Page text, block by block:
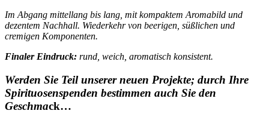
Im Abgang mittellang bis lang, mit kompaktem Aromabild und
dezentem Nachhall. Wiederkehr von beerigen, süßlichen und
cremigen Komponenten.
Finaler Eindruck: rund, weich, aromatisch konsistent.
Werden Sie Teil unserer neuen Projekte; durch Ihre
Spirituosenspenden bestimmen auch Sie den
Geschmack…